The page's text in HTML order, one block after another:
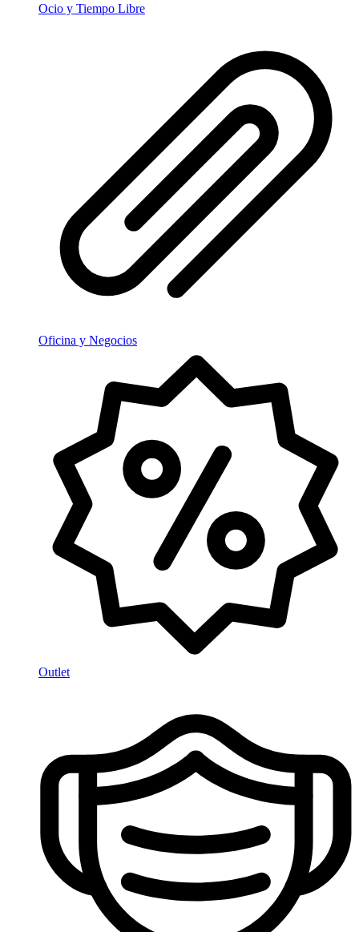
Ocio y Tiempo Libre
Oficina y Negocios
Outlet